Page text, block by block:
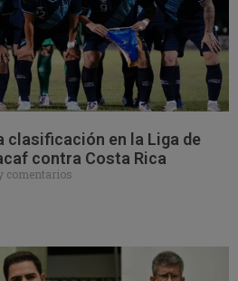
clasificación en la Liga de
contra Costa Rica
comentarios